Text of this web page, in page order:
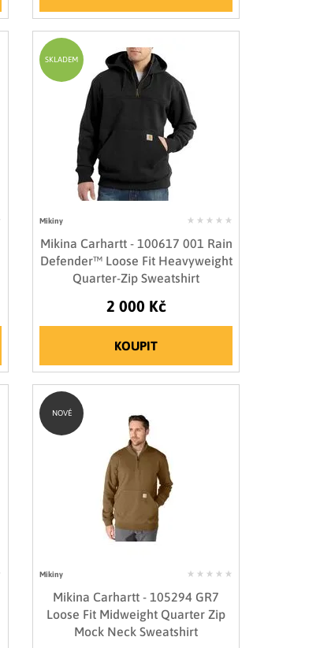
Mikiny
Mikina Carhartt - 100617 001 Rain
Defender™ Loose Fit Heavyweight
Quarter-Zip Sweatshirt
2 000 Kč
KOUPIT
SKLADEM
Mikiny
Mikina Carhartt - 105294 GR7
Loose Fit Midweight Quarter Zip
Mock Neck Sweatshirt
NOVÉ